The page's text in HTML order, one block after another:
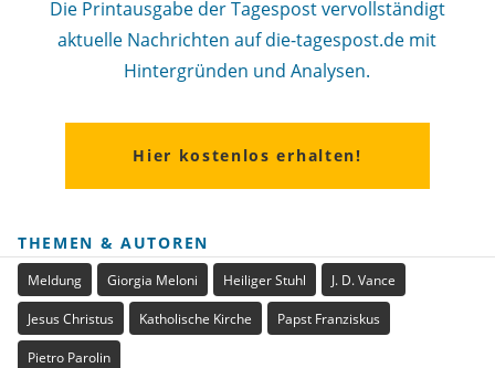
Die Printausgabe der Tagespost vervollständigt
aktuelle Nachrichten auf die-tagespost.de mit
Hintergründen und Analysen.
Hier kostenlos erhalten!
THEMEN & AUTOREN
Meldung Giorgia Meloni Heiliger Stuhl J. D. Vance
Jesus Christus Katholische Kirche Papst Franziskus
Pietro Parolin